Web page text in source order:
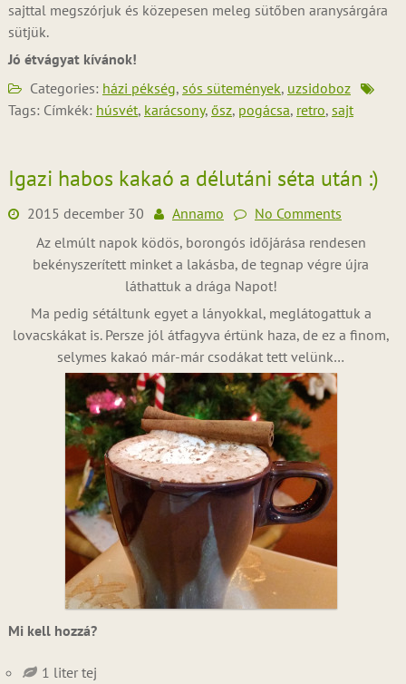
sajttal megszórjuk és közepesen meleg sütőben aranysárgára
sütjük.
Jó étvágyat kívánok!
Categories: házi pékség, sós sütemények, uzsidoboz
Tags: Címkék: húsvét, karácsony, ősz, pogácsa, retro, sajt
Igazi habos kakaó a délutáni séta után :)
2015 december 30 Annamo
No Comments
Az elmúlt napok ködös, borongós időjárása rendesen
bekényszerített minket a lakásba, de tegnap végre újra
láthattuk a drága Napot!
Ma pedig sétáltunk egyet a lányokkal, meglátogattuk a
lovacskákat is. Persze jól átfagyva értünk haza, de ez a finom,
selymes kakaó már-már csodákat tett velünk…
Mi kell hozzá?
1 liter tej